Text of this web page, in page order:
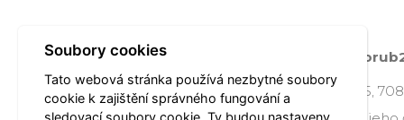
Poslední změna: Středa 18.03.2026 07:50 -
Úřad městského obvodu Poruba, Klimkovická 55,
Soubory cookies
Tato webová stránka používá nezbytné soubory
cookie k zajištění správného fungování a
sledovací soubory cookie. Ty budou nastaveny